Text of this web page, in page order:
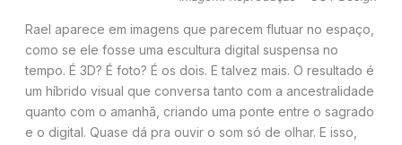
Rael aparece em imagens que parecem flutuar no espaço,
como se ele fosse uma escultura digital suspensa no
tempo. É 3D? É foto? É os dois. E talvez mais. O resultado é
um híbrido visual que conversa tanto com a ancestralidade
quanto com o amanhã, criando uma ponte entre o sagrado
e o digital. Quase dá pra ouvir o som só de olhar. E isso,